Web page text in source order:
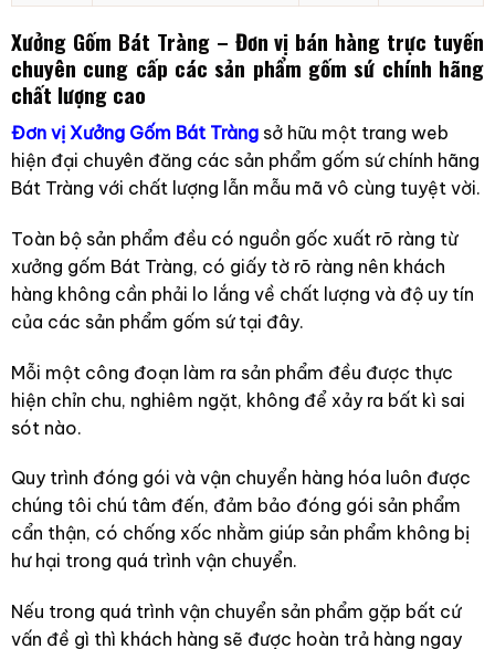
Xưởng Gốm Bát Tràng – Đơn vị bán hàng trực tuyến
chuyên cung cấp các sản phẩm gốm sứ chính hãng
chất lượng cao
Đơn vị Xưởng Gốm Bát Tràngsở hữu một trang web
hiện đại chuyên đăng các sản phẩm gốm sứ chính hãng
Bát Tràng với chất lượng lẫn mẫu mã vô cùng tuyệt vời.
Toàn bộ sản phẩm đều có nguồn gốc xuất rõ ràng từ
xưởng gốm Bát Tràng, có giấy tờ rõ ràng nên khách
hàng không cần phải lo lắng về chất lượng và độ uy tín
của các sản phẩm gốm sứ tại đây.
Mỗi một công đoạn làm ra sản phẩm đều được thực
hiện chỉn chu, nghiêm ngặt, không để xảy ra bất kì sai
sót nào.
Quy trình đóng gói và vận chuyển hàng hóa luôn được
chúng tôi chú tâm đến, đảm bảo đóng gói sản phẩm
cẩn thận, có chống xốc nhằm giúp sản phẩm không bị
hư hại trong quá trình vận chuyển.
Nếu trong quá trình vận chuyển sản phẩm gặp bất cứ
vấn đề gì thì khách hàng sẽ được hoàn trả hàng ngay